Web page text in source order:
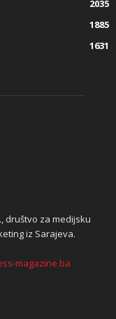
2035
1885
1631
društvo za medijsku
iz Sarajeva.
magazine.ba